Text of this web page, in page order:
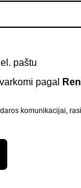
paštu
pagal
komunikacijai,